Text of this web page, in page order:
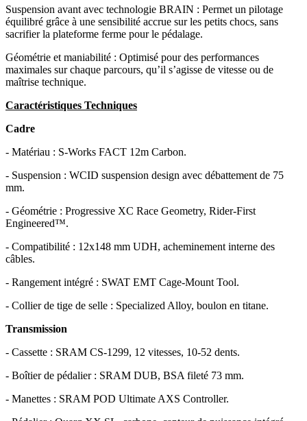
Suspension avant avec technologie BRAIN : Permet un pilotage
équilibré grâce à une sensibilité accrue sur les petits chocs, sans
sacrifier la plateforme ferme pour le pédalage.
Géométrie et maniabilité : Optimisé pour des performances
maximales sur chaque parcours, qu’il s’agisse de vitesse ou de
maîtrise technique.
Caractéristiques Techniques
Cadre
- Matériau : S-Works FACT 12m Carbon.
- Suspension : WCID suspension design avec débattement de 75
mm.
- Géométrie : Progressive XC Race Geometry, Rider-First
Engineered™.
- Compatibilité : 12x148 mm UDH, acheminement interne des
câbles.
- Rangement intégré : SWAT EMT Cage-Mount Tool.
- Collier de tige de selle : Specialized Alloy, boulon en titane.
Transmission
- Cassette : SRAM CS-1299, 12 vitesses, 10-52 dents.
- Boîtier de pédalier : SRAM DUB, BSA fileté 73 mm.
- Manettes : SRAM POD Ultimate AXS Controller.